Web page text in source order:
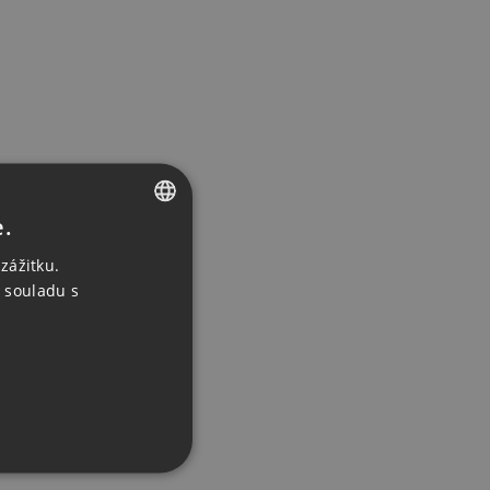
souladu s